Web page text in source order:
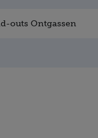
outs Ontgassen